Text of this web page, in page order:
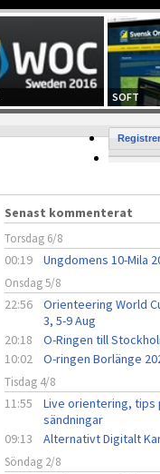
SOFT
Senast kommenterat
Torsdag 6/8
00:19 Ungdomens 10-Mila
Onsdag 5/8
22:56
Orienteering World
3, 5-9 Aug
20:18 O-Ringen till
10:02
O-ringen Borlänge
Tisdag 4/8
11:55
Live orientering, tips
sändningar
09:13 Alternativt Digitalt
Söndag 2/8